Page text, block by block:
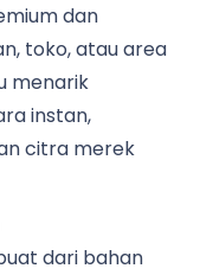
dan
toko, atau area
menarik
instan,
citra merek
dari bahan